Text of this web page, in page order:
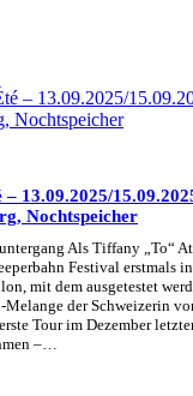
13.09.2025/
Nochtspeicher
Als Tiffany „To“
Festival erstmals
mit dem ausgetestet
der Schweizerin
Tour im Dezember
–…